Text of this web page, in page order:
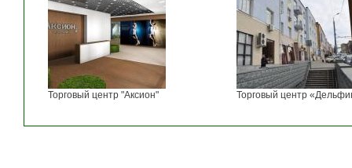
Торговый центр "Аксион" Торговый центр